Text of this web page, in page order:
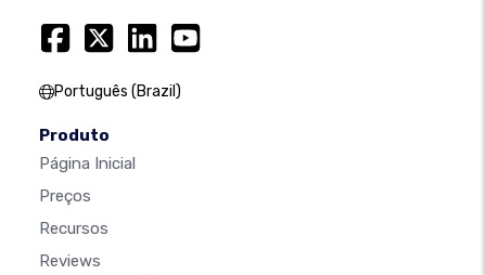
Português (Brazil)
Produto
Página Inicial
Preços
Recursos
Reviews